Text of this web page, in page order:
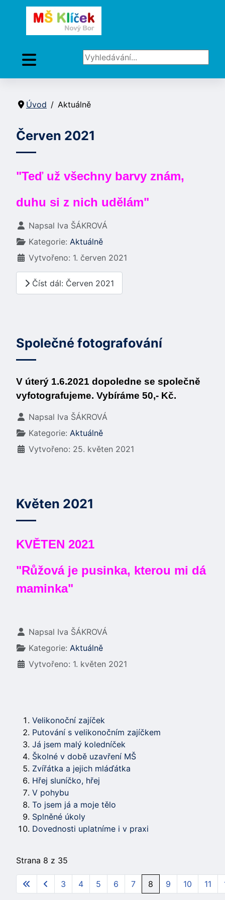
Vyhledávání...
Úvod Aktuálně
Červen 2021
"Teď už všechny barvy znám,
duhu si z nich udělám"
Základní údaje
Napsal Iva ŠÁKROVÁ
Kategorie: Aktuálně
Vytvořeno: 1. červen 2021
Číst dál: Červen 2021
Společné fotografování
V úterý 1.6.2021 dopoledne se společně
vyfotografujeme. Vybíráme 50,- Kč.
Základní údaje
Napsal Iva ŠÁKROVÁ
Kategorie: Aktuálně
Vytvořeno: 25. květen 2021
Květen 2021
KVĚTEN 2021
"Růžová je pusinka, kterou mi dá
maminka"
Základní údaje
Napsal Iva ŠÁKROVÁ
Kategorie: Aktuálně
Vytvořeno: 1. květen 2021
Velikonoční zajíček
Putování s velikonočním zajíčkem
Já jsem malý koledníček
Školné v době uzavření MŠ
Zvířátka a jejich mláďátka
Hřej sluníčko, hřej
V pohybu
To jsem já a moje tělo
Splněné úkoly
Dovednosti uplatníme i v praxi
Strana 8 z 35
3 4 5 6 7 8 9 10 11